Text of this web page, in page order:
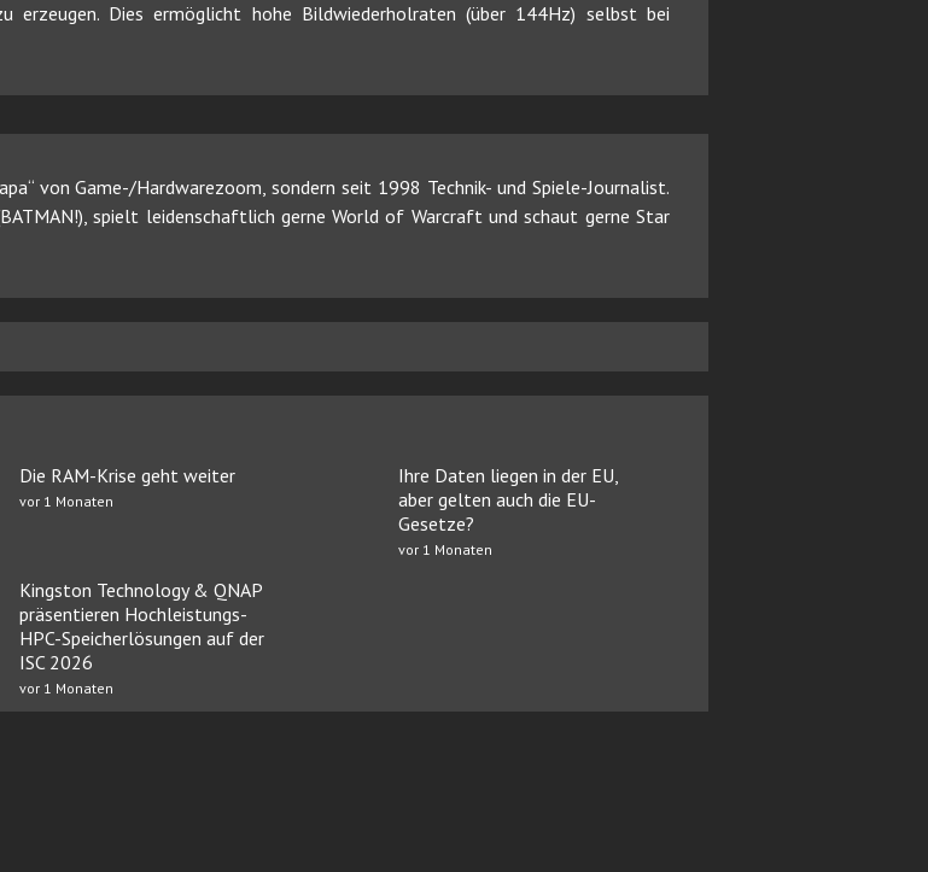
Dies ermöglicht hohe Bildwiederholraten (über 144Hz) selbst bei
von Game-/Hardwarezoom, sondern seit 1998 Technik- und Spiele-Journalist.
spielt leidenschaftlich gerne World of Warcraft und schaut gerne Star
Die RAM-Krise geht weiter
vor 1 Monaten
Ihre Daten liegen in der EU,
aber gelten auch die EU-
Gesetze?
vor 1 Monaten
Kingston Technology & QNAP
präsentieren Hochleistungs-
HPC-Speicherlösungen auf der
ISC 2026
vor 1 Monaten